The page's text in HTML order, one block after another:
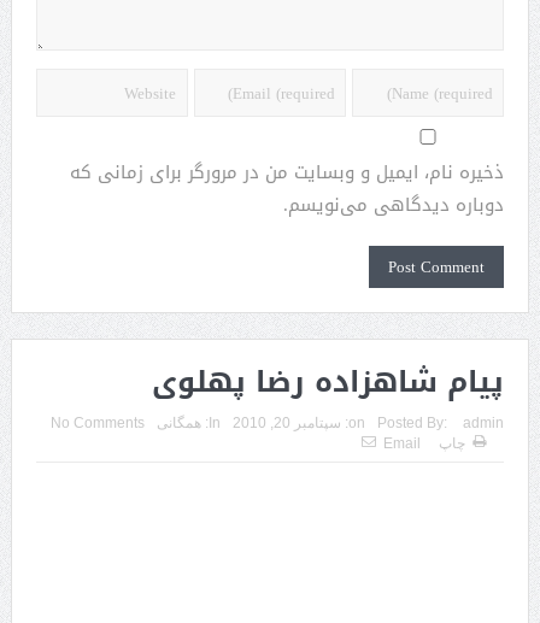
ذخیره نام، ایمیل و وبسایت من در مرورگر برای زمانی که
دوباره دیدگاهی می‌نویسم.
پیام شاهزاده رضا پهلوی
Posted By: admin
on: سپتامبر 20, 2010 In: همگانی
No Comments
چاپ
Email